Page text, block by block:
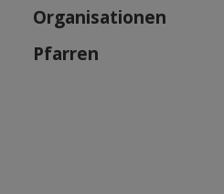
Organisationen
Pfarren